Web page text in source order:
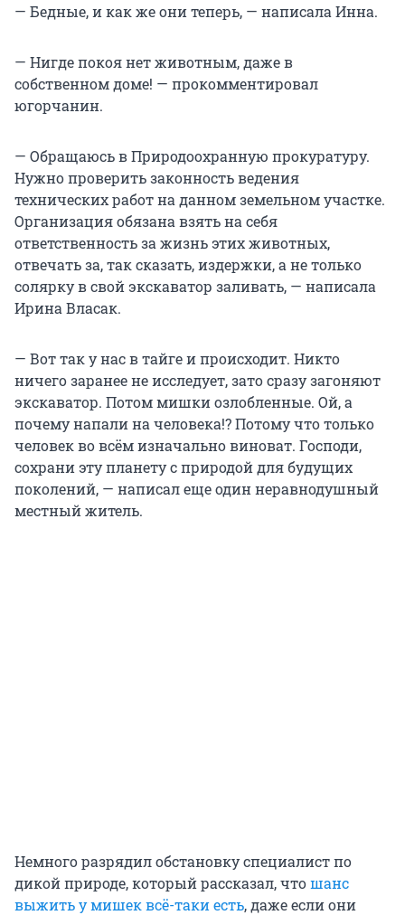
— Бедные, и как же они теперь, — написала Инна.
— Нигде покоя нет животным, даже в
собственном доме! — прокомментировал
югорчанин.
— Обращаюсь в Природоохранную прокуратуру.
Нужно проверить законность ведения
технических работ на данном земельном участке.
Организация обязана взять на себя
ответственность за жизнь этих животных,
отвечать за, так сказать, издержки, а не только
солярку в свой экскаватор заливать, — написала
Ирина Власак.
— Вот так у нас в тайге и происходит. Никто
ничего заранее не исследует, зато сразу загоняют
экскаватор. Потом мишки озлобленные. Ой, а
почему напали на человека!? Потому что только
человек во всём изначально виноват. Господи,
сохрани эту планету с природой для будущих
поколений, — написал еще один неравнодушный
местный житель.
Немного разрядил обстановку специалист по
дикой природе, который рассказал, чтошанс
выжить у мишек всё-таки есть, даже если они